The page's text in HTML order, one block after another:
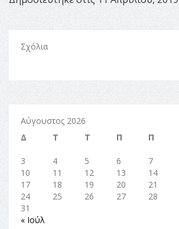
Σχόλια
Αύγουστος 2026
Δ
Τ Τ Π Π
3
4 5 6 7
10
11 12 13 14
17
18 19 20 21
24
25 26 27 28
31
« Ιούλ